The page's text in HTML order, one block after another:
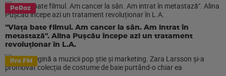
PeRoz
"Viața bate filmul. Am cancer la sân. Am intrat în
metastază". Alina Pușcău începe azi un tratament
revoluționar în L.A.
Pro FM